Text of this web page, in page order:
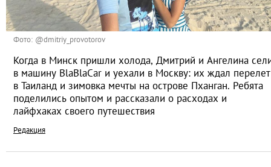
Фото: @dmitriy_provotorov
Когда в Минск пришли холода, Дмитрий и Ангелина
в машину BlaBlaCar и уехали в Москву: их ждал перелет
в Таиланд и зимовка мечты на острове Пханган. Ребята
поделились опытом и рассказали о расходах и
лайфхаках своего путешествия
Редакция